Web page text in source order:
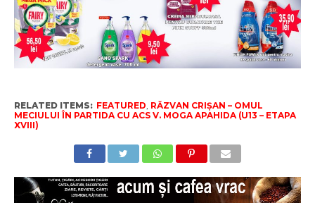
RELATED ITEMS: FEATURED, RĂZVAN CRIȘAN – OMUL
MECIULUI ÎN PARTIDA CU ACS V. MOGA APAHIDA (U13 – ETAPA
XVIII)